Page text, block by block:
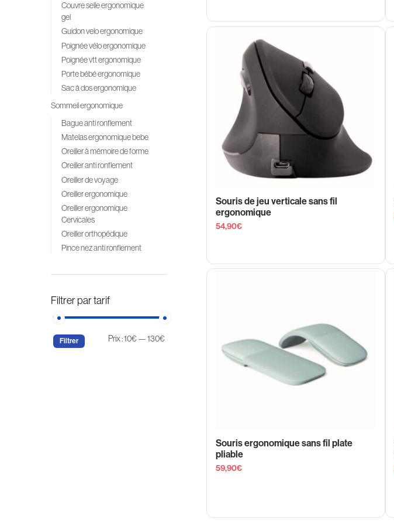
Souris de jeu verticale sans fil
ergonomique
54,90€
Souris ergonomique sans fil plate
pliable
59,90€
Couvre selle ergonomique
gel
Guidon velo ergonomique
Poignée vélo ergonomique
Poignée vtt ergonomique
Porte bébé ergonomique
Sac à dos ergonomique
Sommeil ergonomique
Bague anti ronflement
Matelas ergonomique bebe
Oreiller à mémoire de forme
Oreiller anti ronflement
Oreiller de voyage
Oreiller ergonomique
Oreiller ergonomique
Cervicales
Oreiller orthopédique
Pince nez anti ronflement
Filtrer par tarif
Filtrer Prix :10€—130€